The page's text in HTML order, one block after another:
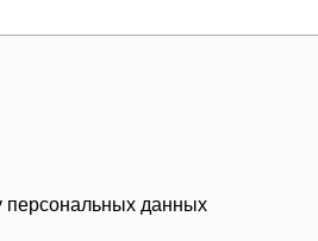
персональных данных